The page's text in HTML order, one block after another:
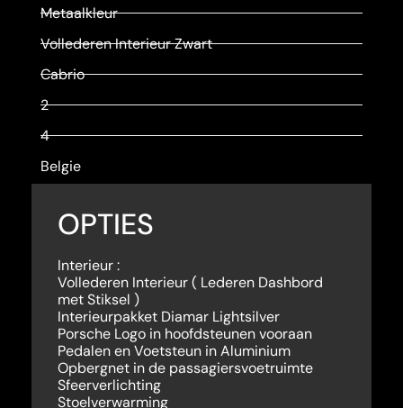
Metaalkleur
Vollederen Interieur Zwart
Cabrio
2
4
Belgie
OPTIES
Interieur :
Vollederen Interieur ( Lederen Dashbord
met Stiksel )
Interieurpakket Diamar Lightsilver
Porsche Logo in hoofdsteunen vooraan
Pedalen en Voetsteun in Aluminium
Opbergnet in de passagiersvoetruimte
Sfeerverlichting
Stoelverwarming